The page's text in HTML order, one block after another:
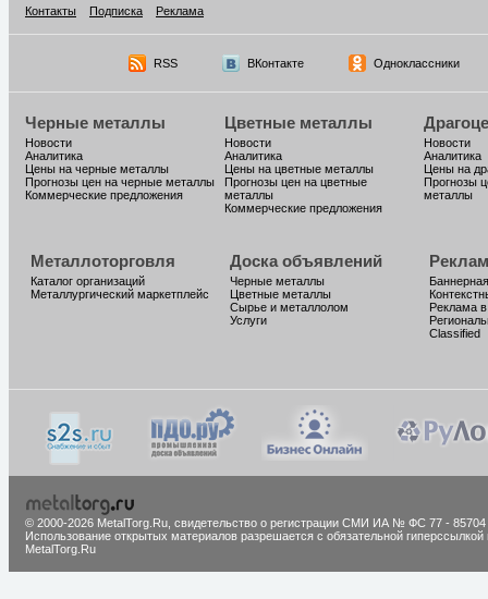
Контакты
Подписка Реклама
RSS ВКонтакте Одноклассники
Черные металлы
Новости
Аналитика
Цены на черные металлы
Прогнозы цен на черные металлы
Коммерческие предложения
Цветные металлы
Новости
Аналитика
Цены на цветные металлы
Прогнозы цен на цветные
металлы
Коммерческие предложения
Новости
Аналитика
Цены на
Прогнозы
металлы
Металлоторговля
Каталог организаций
Металлургический маркетплейс
Доска объявлений
Черные металлы
Цветные металлы
Сырье и металлолом
Услуги
Реклама
Classified
© 2000-2026 MetalTorg.Ru, cвидетельство о регистрации СМИ ИА № ФС 77 - 85704
Использование открытых материалов разрешается с обязательной гиперссылкой
MetalTorg.Ru